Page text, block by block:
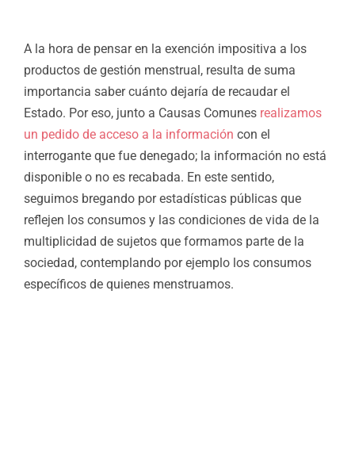
A la hora de pensar en la exención impositiva a los
productos de gestión menstrual, resulta de suma
importancia saber cuánto dejaría de recaudar el
Estado. Por eso, junto a Causas Comunes realizamos
un pedido de acceso a la información con el
interrogante que fue denegado; la información no está
disponible o no es recabada. En este sentido,
seguimos bregando por estadísticas públicas que
reflejen los consumos y las condiciones de vida de la
multiplicidad de sujetos que formamos parte de la
sociedad, contemplando por ejemplo los consumos
específicos de quienes menstruamos.